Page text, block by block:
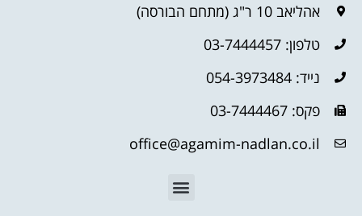
אהליאב 10 ר"ג (מתחם הבורסה)
טלפון: 03-7444457
נייד: 054-3973484
פקס: 03-7444467
office@agamim-nadlan.co.il